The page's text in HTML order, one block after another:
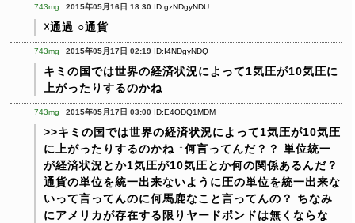
743mg 2015年05月16日 18:30 ID:gzNDgyNDU
☓通過 ○通貨
743mg 2015年05月17日 02:19 ID:I4NDgyNDQ
キミの国では世界の経済状況によって1気圧が10気圧に
上がったりするのかね
743mg 2015年05月17日 03:00 ID:E4ODQ1MDM
>>キミの国では世界の経済状況によって1気圧が10気圧
に上がったりするのかね ↑何言ってんだ？？ 単位統一
が経済状況とか1気圧が10気圧とか何の関係あるんだ？
通貨の単位を統一出来ないように圧の単位を統一出来な
いって言ってんのに何馬鹿なこと言ってんの？
ちなみ
にアメリカが存在する限りヤードポンドは無くならな